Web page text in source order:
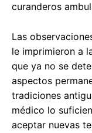
curanderos
Las
le imprimieron a
que ya no se
aspectos
tradiciones
médico lo
aceptar nuevas